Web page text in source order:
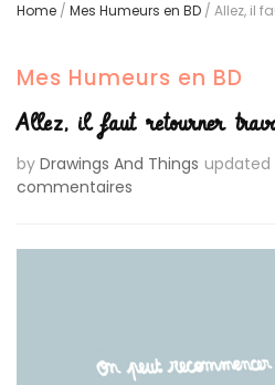
Home / Mes Humeurs en BD / Allez, il
Mes Humeurs en BD
Allez, il faut retourner
by Drawings And Things updated
commentaires
faut